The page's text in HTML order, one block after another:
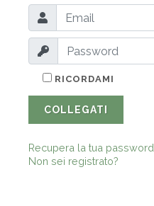
RICORDAMI
COLLEGATI
Recupera la tua password
Non sei registrato?